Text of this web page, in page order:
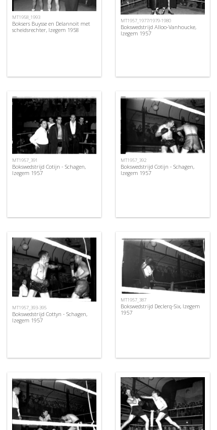
MT1958_1993
Boksers Buysse en Delannoit met
scheidsrechter, Izegem 1958
MT1957_1977/1979-1980
Bokswedstrijd Alloo-Vanhoucke,
Izegem 1957
MT1957_391
Bokswedstrijd Cotijn - Schagen,
Izegem 1957
MT1957_392
Bokswedstrijd Cotijn - Schagen,
Izegem 1957
MT1957_393-395
Bokswedstrijd Cottyn - Schagen,
Izegem 1957
MT1957_387
Bokswedstrijd Declerq-Six, Izegem
1957